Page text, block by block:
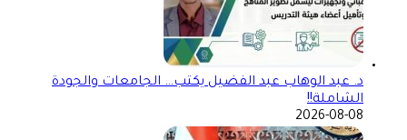
د. عبد الوهاب عبد الفضيل يكتب… الجامعات والجودة
الشاملة!!
2026-08-08